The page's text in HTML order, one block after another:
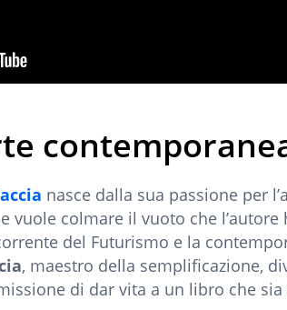
nasce dalla sua passione per
vuole colmare il vuoto che
del Futurismo e la
, maestro della semplificazione,
di dar vita a un libro che